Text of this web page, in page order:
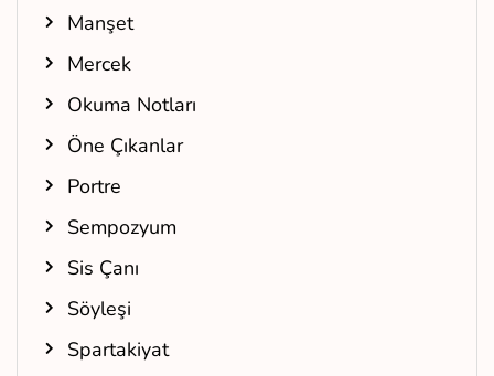
Manşet
Mercek
Okuma Notları
Öne Çıkanlar
Portre
Sempozyum
Sis Çanı
Söyleşi
Spartakiyat